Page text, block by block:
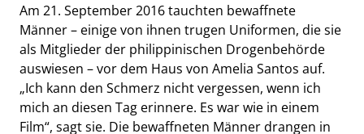
Am 21. September 2016 tauchten bewaffnete
Männer – einige von ihnen trugen Uniformen, die sie
als Mitglieder der philippinischen Drogenbehörde
auswiesen – vor dem Haus von Amelia Santos auf.
„Ich kann den Schmerz nicht vergessen, wenn ich
mich an diesen Tag erinnere. Es war wie in einem
Film“, sagt sie. Die bewaffneten Männer drangen in